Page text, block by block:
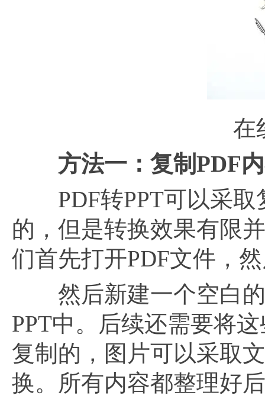
在
方法一：复制 PDF
PDF转PPT可以采取
的，但是转换效果有限
们首先打开PDF文件，
然后新建一个空白的
PPT中。后续还需要将
复制的，图片可以采取
换。所有内容都整理好